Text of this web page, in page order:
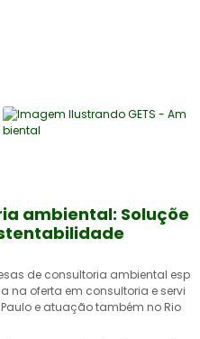
ambiental: Soluçõe
de consultoria ambiental esp
na oferta em consultoria e servi
e atuação também no Rio